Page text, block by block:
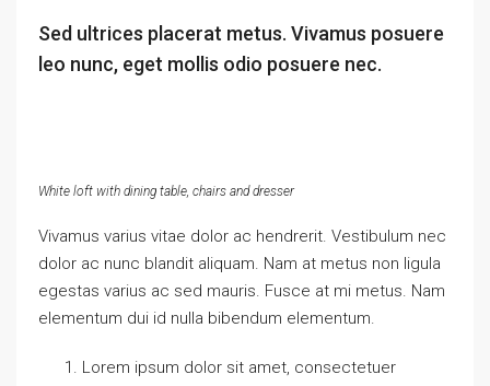
Sed ultrices placerat metus. Vivamus posuere
leo nunc, eget mollis odio posuere nec.
White loft with dining table, chairs and dresser
Vivamus varius vitae dolor ac hendrerit. Vestibulum nec
dolor ac nunc blandit aliquam. Nam at metus non ligula
egestas varius ac sed mauris. Fusce at mi metus. Nam
elementum dui id nulla bibendum elementum.
Lorem ipsum dolor sit amet, consectetuer